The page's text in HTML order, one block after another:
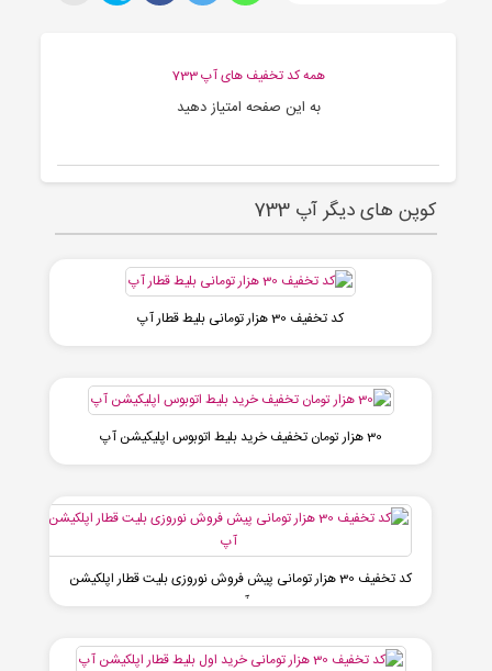
همه کد تخفیف های آپ 733
به این صفحه امتیاز دهید
کوپن های دیگر آپ 733
کد تخفیف 30 هزار تومانی بلیط قطار آپ
30 هزار تومان تخفیف خرید بلیط اتوبوس اپلیکیشن آپ
کد تخفیف 30 هزار تومانی پیش فروش نوروزی بلیت قطار اپلکیشن
آپ